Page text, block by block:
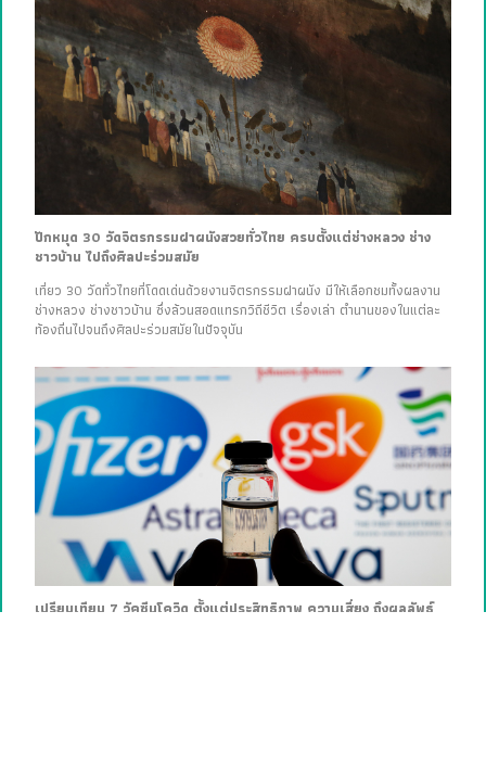
ปักหมุด 30 วัดจิตรกรรมฝาผนังสวยทั่วไทย ครบตั้งแต่ช่างหลวง ช่าง
ชาวบ้าน ไปถึงศิลปะร่วมสมัย
เที่ยว 30 วัดทั่วไทยที่โดดเด่นด้วยงานจิตรกรรมฝาผนัง มีให้เลือกชมทั้งผลงาน
ช่างหลวง ช่างชาวบ้าน ซึ่งล้วนสอดแทรกวิถีชีวิต เรื่องเล่า ตำนานของในแต่ละ
ท้องถิ่นไปจนถึงศิลปะร่วมสมัยในปัจจุบัน
เปรียบเทียบ 7 วัคซีนโควิด ตั้งแต่ประสิทธิภาพ ความเสี่ยง ถึงผลลัพธ์